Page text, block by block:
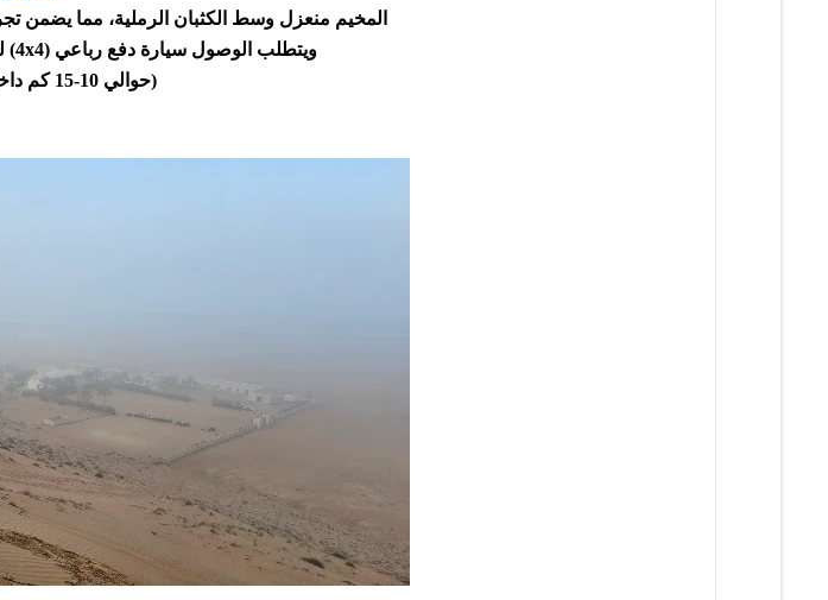
المخيم منعزل وسط الكثبان الرملية، مما يضمن
ويتطلب الوصول سيارة دفع رباعي (4x4) لعيش مغامرة القيادة على الرمال
(حوالي 10-15 كم داخل الصحراء).